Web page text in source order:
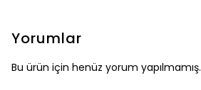
Yorumlar
Bu ürün için henüz yorum yapılmamış.